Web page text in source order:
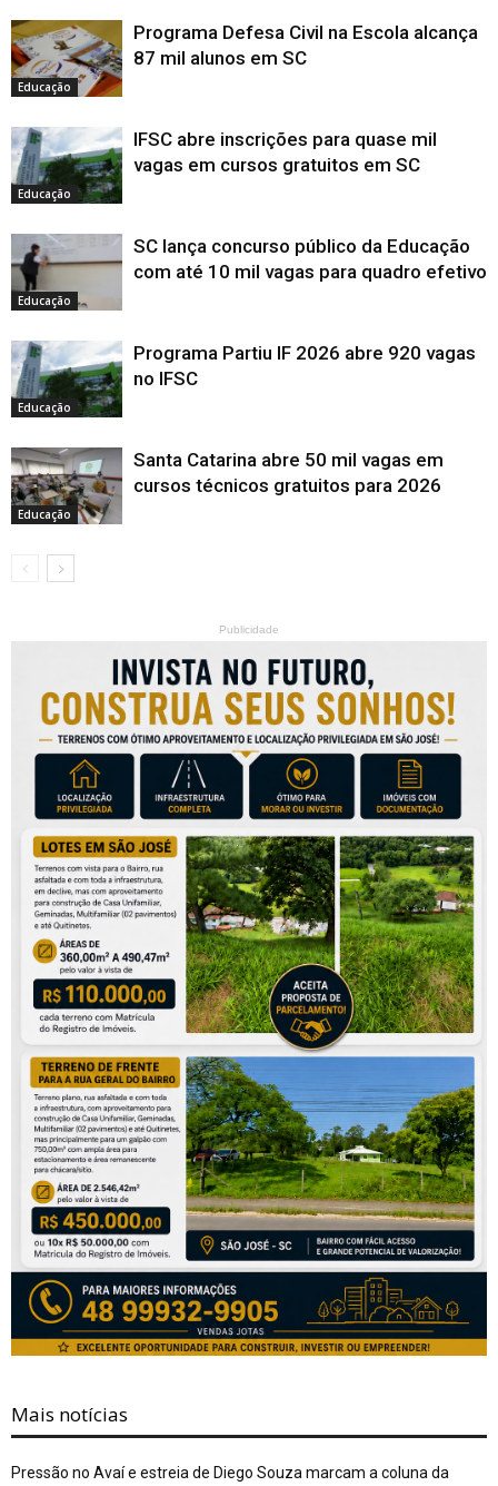
Educação
Programa Defesa Civil na Escola alcança
87 mil alunos em SC
Educação
IFSC abre inscrições para quase mil
vagas em cursos gratuitos em SC
Educação
SC lança concurso público da Educação
com até 10 mil vagas para quadro efetivo
Educação
Programa Partiu IF 2026 abre 920 vagas
no IFSC
Educação
Santa Catarina abre 50 mil vagas em
cursos técnicos gratuitos para 2026
Publicidade
Mais notícias
Pressão no Avaí e estreia de Diego Souza marcam a coluna da